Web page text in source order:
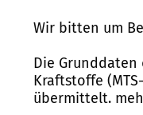
Wir bitten um
Die Grunddaten
Kraftstoffe
übermittelt.